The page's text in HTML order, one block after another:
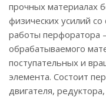
прочных материалах
физических усилий
работы перфоратора
обрабатываемого
поступательных и
элемента. Состоит
двигателя,